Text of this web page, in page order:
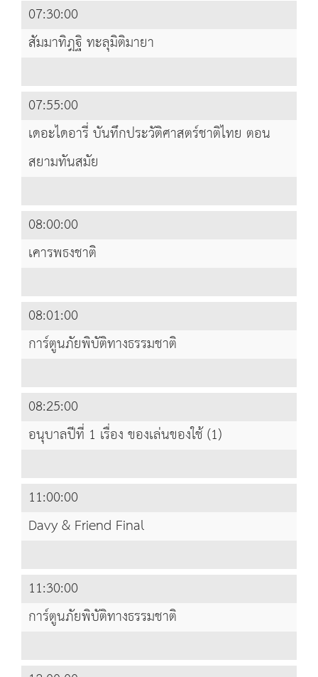
07:30:00
สัมมาทิฎฐิ ทะลุมิติมายา
07:55:00
เดอะไดอารี่ บันทึกประวัติศาสตร์ชาติไทย ตอน
สยามทันสมัย
08:00:00
เคารพธงชาติ
08:01:00
การ์ตูนภัยพิบัติทางธรรมชาติ
08:25:00
อนุบาลปีที่ 1 เรื่อง ของเล่นของใช้ (1)
11:00:00
Davy & Friend Final
11:30:00
การ์ตูนภัยพิบัติทางธรรมชาติ